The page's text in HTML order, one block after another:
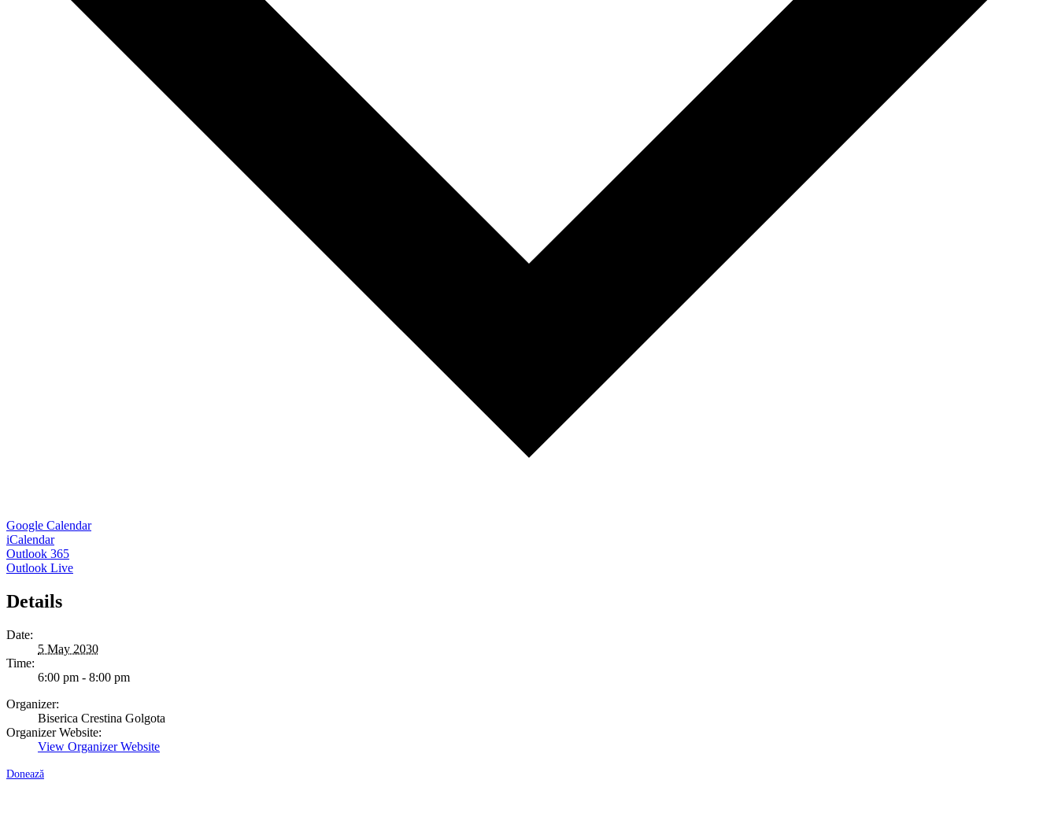
Google Calendar
iCalendar
Outlook 365
Outlook Live
Details
Date:
5 May 2030
Time:
6:00 pm - 8:00 pm
Organizer:
Biserica Crestina Golgota
Organizer Website:
View Organizer Website
Donează